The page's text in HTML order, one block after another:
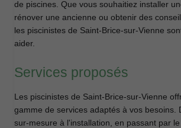
de piscines. Que vous souhaitiez installer
rénover une ancienne ou obtenir des
les piscinistes de Saint-Brice-sur-Vienne
aider.
Services proposés
Les piscinistes de Saint-Brice-sur-Vienne
gamme de services adaptés à vos besoins.
sur-mesure à l'installation, en passant par